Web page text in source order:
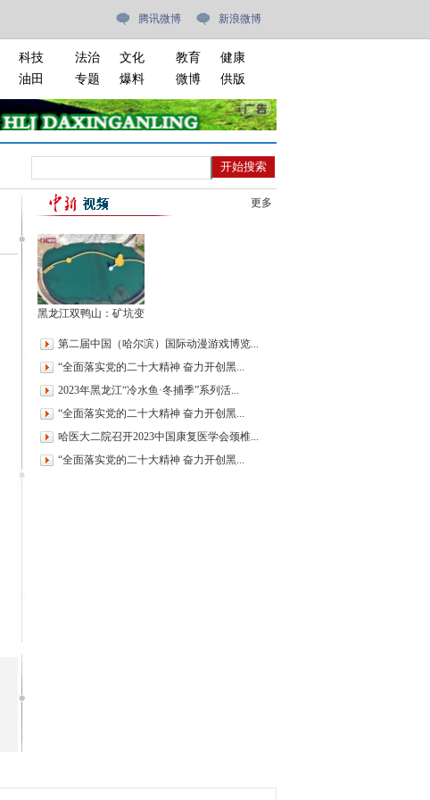
腾讯微博 新浪微博
科技
油田
法治
文化
专题
爆料
教育
健康
微博
供版
更多
黑龙江双鸭山：矿坑变
第二届中国（哈尔滨）国际动漫游戏博览...
“全面落实党的二十大精神 奋力开创黑...
2023年黑龙江“冷水鱼·冬捕季”系列活...
“全面落实党的二十大精神 奋力开创黑...
哈医大二院召开2023中国康复医学会颈椎...
“全面落实党的二十大精神 奋力开创黑...